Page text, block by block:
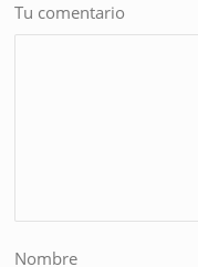
Tu comentario
Nombre